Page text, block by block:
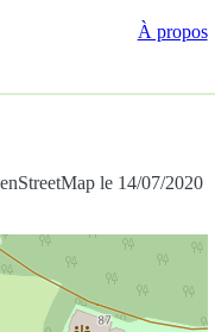
À propos
le 14/07/2020